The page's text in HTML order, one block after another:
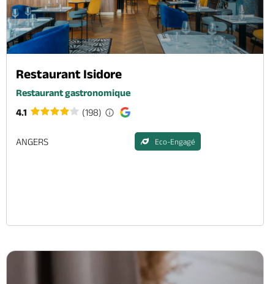
Restaurant Isidore
Restaurant gastronomique
4.1
(198)
ANGERS Eco-Engagé